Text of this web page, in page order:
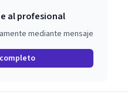
al profesional
mediante mensaje